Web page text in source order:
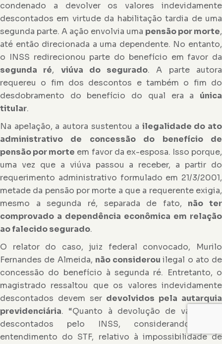
condenado a devolver os valores indevidamente
descontados em virtude da habilitação tardia de uma
segunda parte. A ação envolvia uma pensão por morte,
até então direcionada a uma dependente. No entanto,
o INSS redirecionou parte do benefício em favor da
segunda ré, viúva do segurado. A parte autora
requereu o fim dos descontos e também o fim do
desdobramento do benefício do qual era a única
titular.
Na apelação, a autora sustentou a ilegalidade do ato
administrativo de concessão do benefício de
pensão por morte em favor da ex-esposa. Isso porque,
uma vez que a viúva passou a receber, a partir do
requerimento administrativo formulado em 21/3/2001,
metade da pensão por morte a que a requerente exigia,
mesmo a segunda ré, separada de fato, não ter
comprovado a dependência econômica em relação
ao falecido segurado.
O relator do caso, juiz federal convocado, Murilo
Fernandes de Almeida, não considerouilegal o ato de
concessão do benefício à segunda ré. Entretanto, o
magistrado ressaltou que os valores indevidamente
descontados devem ser devolvidos pela autarquia
previdenciária. “Quanto à devolução de valores já
descontados pelo INSS, considerando-se o
entendimento do STF, relativo à impossibilidade de